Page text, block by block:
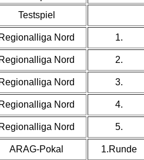
Testspiel
Regionalliga Nord 1.
Regionalliga Nord 2.
Regionalliga Nord 3.
Regionalliga Nord 4.
Regionalliga Nord 5.
ARAG-Pokal 1.Runde